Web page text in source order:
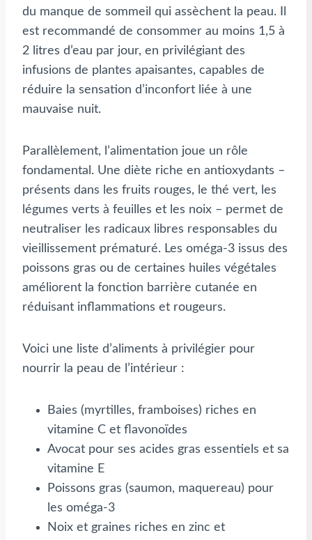
du manque de sommeil qui assèchent la peau. Il
est recommandé de consommer au moins 1,5 à
2 litres d’eau par jour, en privilégiant des
infusions de plantes apaisantes, capables de
réduire la sensation d’inconfort liée à une
mauvaise nuit.
Parallèlement, l’alimentation joue un rôle
fondamental. Une diète riche en antioxydants –
présents dans les fruits rouges, le thé vert, les
légumes verts à feuilles et les noix – permet de
neutraliser les radicaux libres responsables du
vieillissement prématuré. Les oméga-3 issus des
poissons gras ou de certaines huiles végétales
améliorent la fonction barrière cutanée en
réduisant inflammations et rougeurs.
Voici une liste d’aliments à privilégier pour
nourrir la peau de l’intérieur :
Baies (myrtilles, framboises) riches en
vitamine C et flavonoïdes
Avocat pour ses acides gras essentiels et sa
vitamine E
Poissons gras (saumon, maquereau) pour
les oméga-3
Noix et graines riches en zinc et